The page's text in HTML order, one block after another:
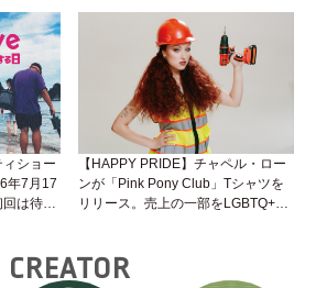
性トーク～聞きにくいことは小堀先
生に聞けばイイ！（Vol.25）
ショー
年7月17
は待望
【HAPPY PRIDE】チャペル・ロー
ンが「Pink Pony Club」Tシャツを
リリース。売上の一部をLGBTQ+＆
CREATOR